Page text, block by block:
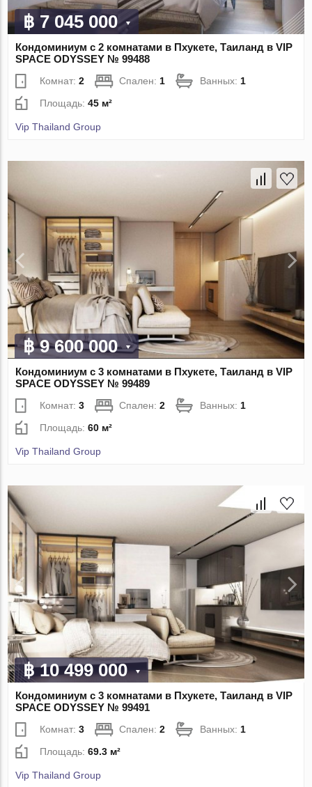
฿ 7 045 000
Кондоминиум с 2 комнатами в Пхукете, Таиланд в VIP
SPACE ODYSSEY № 99488
Комнат:2 Спален: 1 Ванных: 1
Площадь:45 м²
Vip Thailand Group
฿ 9 600 000
Кондоминиум с 3 комнатами в Пхукете, Таиланд в VIP
SPACE ODYSSEY № 99489
Комнат:3 Спален:2 Ванных: 1
Площадь:60 м²
Vip Thailand Group
฿ 10 499 000
Кондоминиум с 3 комнатами в Пхукете, Таиланд в VIP
SPACE ODYSSEY № 99491
Комнат:3 Спален:2 Ванных:1
Площадь:69.3 м²
Vip Thailand Group